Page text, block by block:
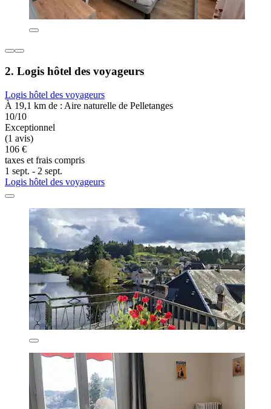
2. Logis hôtel des voyageurs
Logis hôtel des voyageurs
À 19,1 km de : Aire naturelle de Pelletanges
10/10
Exceptionnel
(1 avis)
106 €
taxes et frais compris
1 sept. - 2 sept.
Logis hôtel des voyageurs